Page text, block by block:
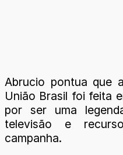
Abrucio pontua que
União Brasil foi feita
por ser uma
televisão e
campanha.